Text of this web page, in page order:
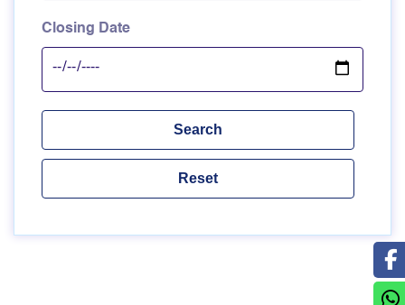
Closing Date